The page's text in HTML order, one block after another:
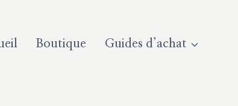
Boutique Guides d’achat